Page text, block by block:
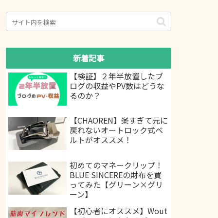
新着記事
【検証】２年半放置したブ
ログの収益やPV数はどうな
るのか？
【CHAOREN】楽すぎて元に
戻れないオートロック式ベ
ルトがオススメ！
初めてのマネークリップ！
BLUE SINCEREの財布を買
ってみた【グリーン×グリ
ーン】
【初心者にオススメ】Wout